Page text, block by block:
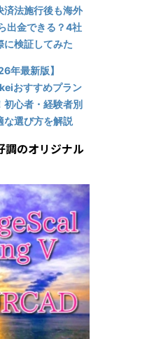
済法施行後も海外
出金できる？4社
に検証してみた
年最新版】
おすすめプラン
初心者・経験者別
な選び方を解説
調のオリジナル